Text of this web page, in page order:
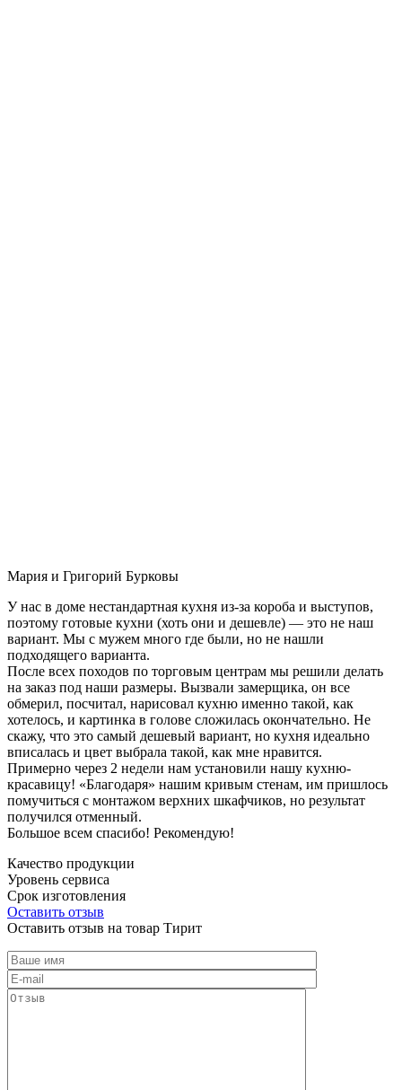
Мария и Григорий Бурковы
У нас в доме нестандартная кухня из-за короба и выступов,
поэтому готовые кухни (хоть они и дешевле) — это не наш
вариант. Мы с мужем много где были, но не нашли
подходящего варианта.
После всех походов по торговым центрам мы решили делать
на заказ под наши размеры. Вызвали замерщика, он все
обмерил, посчитал, нарисовал кухню именно такой, как
хотелось, и картинка в голове сложилась окончательно. Не
скажу, что это самый дешевый вариант, но кухня идеально
вписалась и цвет выбрала такой, как мне нравится.
Примерно через 2 недели нам установили нашу кухню-
красавицу! «Благодаря» нашим кривым стенам, им пришлось
помучиться с монтажом верхних шкафчиков, но результат
получился отменный.
Большое всем спасибо! Рекомендую!
Качество продукции
Уровень сервиса
Срок изготовления
Оставить отзыв
Оставить отзыв на товар Тирит